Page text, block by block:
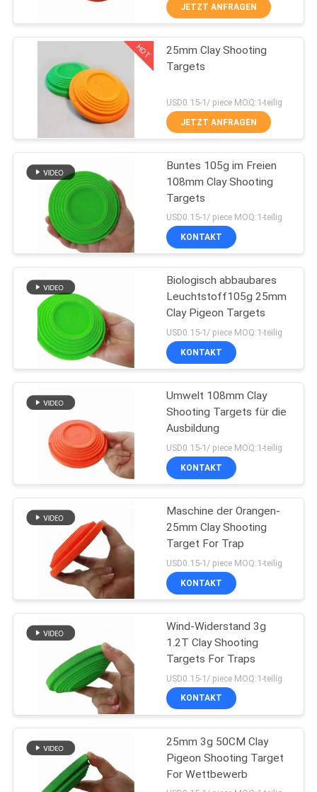
TRETEN
VERBINDUNG
BLOG
FORDERN
SIE
EIN
ZITAT
SITEMAP
PRIVACY
POLICY
Feuerfestes
Gummiblatt
Gummiisolierungs-
Rolle
28
Schalldämmungs-
Brett
21
Nitrilkautschuk-
Isolierrohr
25
Schaum Barbell-
Auflage
23
JETZT ANFRAGEN
HOT
25mm Clay Shooting
Targets
USD0.15-1/ piece MOQ:1-teilig
JETZT ANFRAGEN
Buntes 105g im Freien
108mm Clay Shooting
Targets
USD0.15-1/ piece MOQ:1-teilig
KONTAKT
Biologisch abbaubares
Leuchtstoff105g 25mm
Clay Pigeon Targets
USD0.15-1/ piece MOQ:1-teilig
KONTAKT
Umwelt 108mm Clay
Shooting Targets für die
Ausbildung
USD0.15-1/ piece MOQ:1-teilig
KONTAKT
Maschine der Orangen-
25mm Clay Shooting
Target For Trap
USD0.15-1/ piece MOQ:1-teilig
KONTAKT
Wind-Widerstand 3g
1.2T Clay Shooting
Targets For Traps
USD0.15-1/ piece MOQ:1-teilig
KONTAKT
25mm 3g 50CM Clay
Pigeon Shooting Target
For Wettbewerb